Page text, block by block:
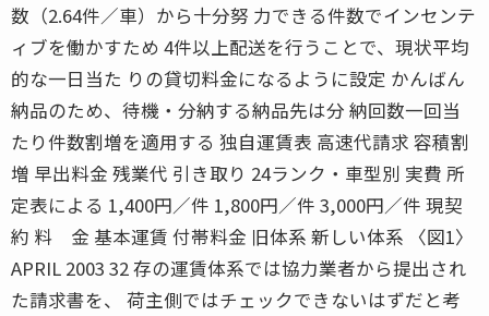
数（2.64件／車）から十分努 力できる件数でインセンテ
ィブを働かすため 4件以上配送を行うことで、現状平均
的な一日当た りの貸切料金になるように設定 かんばん
納品のため、待機・分納する納品先は分 納回数一回当
たり件数割増を適用する 独自運賃表 高速代請求 容積割
増 早出料金 残業代 引き取り 24ランク・車型別 実費 所
定表による 1,400円／件 1,800円／件 3,000円／件 現契
約 料 金 基本運賃 付帯料金 旧体系 新しい体系 〈図1〉
APRIL 2003 32 存の運賃体系では協力業者から提出され
た請求書を、 荷主側ではチェックできないはずだと考